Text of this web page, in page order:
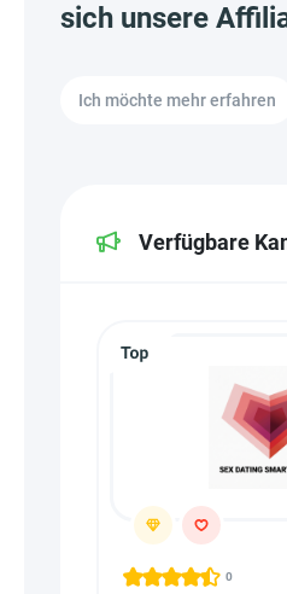
sich unsere
Ich möchte mehr erfahren
Verfügbare
0